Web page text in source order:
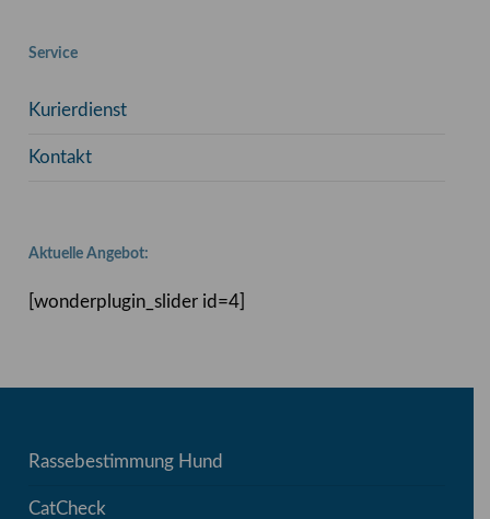
Service
Kurierdienst
Kontakt
Aktuelle Angebot:
[wonderplugin_slider id=4]
Rassebestimmung Hund
CatCheck